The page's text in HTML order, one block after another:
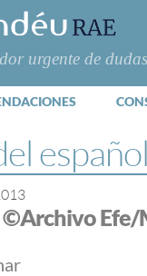
español
©Archivo Efe/